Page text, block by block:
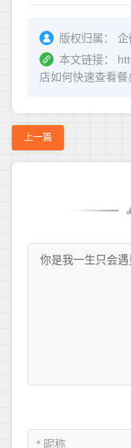
版权归属：
企
本文链接：
店如何快速查看
上一篇